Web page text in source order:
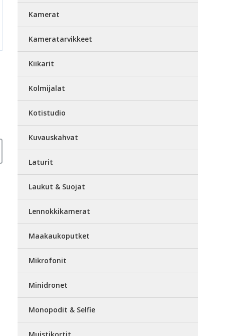
Kamerat
Kameratarvikkeet
Kiikarit
Kolmijalat
Kotistudio
Kuvauskahvat
Laturit
Laukut & Suojat
Lennokkikamerat
Maakaukoputket
Mikrofonit
Minidronet
Monopodit & Selfie